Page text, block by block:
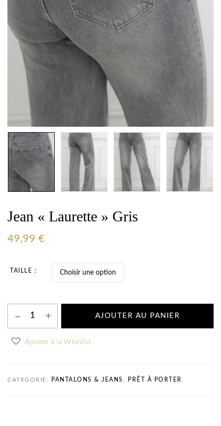
Jean « Laurette » Gris
49,99 €
TAILLE
AJOUTER AU PANIER
Ajouter à la Wishlist
CATEGORIE: PANTALONS & JEANS PRÊT À PORTER